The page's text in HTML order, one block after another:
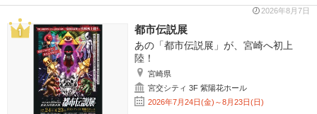
2026年8月7日
都市伝説展
あの「都市伝説展」が、宮崎へ初上
陸！
宮崎県
宮交シティ 3F 紫陽花ホール
2026年7月24日(金)～8月23日(日)